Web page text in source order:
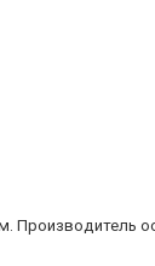
Производитель